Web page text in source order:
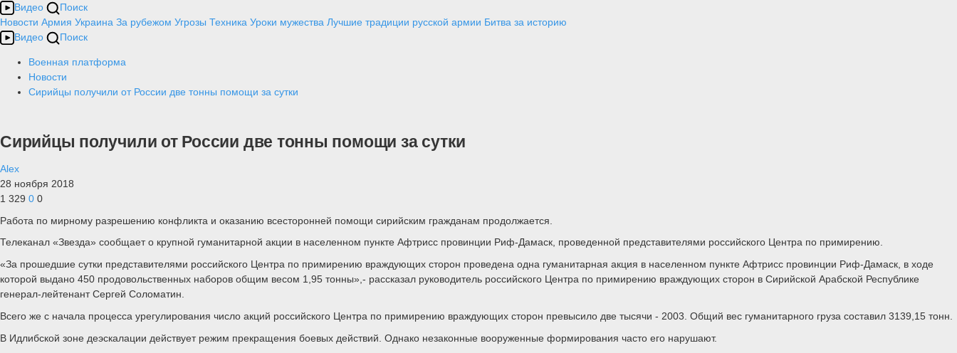
Видео
Поиск
Новости Армия Украина За рубежом Угрозы Техника Уроки мужества Лучшие традиции русской армии Битва за историю
Видео
Поиск
Военная платформа
Новости
Сирийцы получили от России две тонны помощи за сутки
Сирийцы получили от России две тонны помощи за сутки
Alex
28 ноября 2018
1 329 0 0
Работа по мирному разрешению конфликта и оказанию всесторонней помощи сирийским гражданам продолжается.
Телеканал «Звезда» сообщает о крупной гуманитарной акции в населенном пункте Афтрисс провинции Риф-Дамаск, проведенной представителями российского Центра по примирению.
«За прошедшие сутки представителями российского Центра по примирению враждующих сторон проведена одна гуманитарная акция в населенном пункте Афтрисс провинции Риф-Дамаск, в ходе
которой выдано 450 продовольственных наборов общим весом 1,95 тонны»,- рассказал руководитель российского Центра по примирению враждующих сторон в Сирийской Арабской Республике
генерал-лейтенант Сергей Соломатин.
Всего же с начала процесса урегулирования число акций российского Центра по примирению враждующих сторон превысило две тысячи - 2003. Общий вес гуманитарного груза составил 3139,15 тонн.
В Идлибской зоне деэскалации действует режим прекращения боевых действий. Однако незаконные вооруженные формирования часто его нарушают.